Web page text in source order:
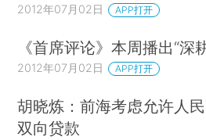
2012年07月02日 APP打开
《首席评论》本周播出“深
2012年07月02日 APP打开
胡晓炼：前海考虑允许人
双向贷款